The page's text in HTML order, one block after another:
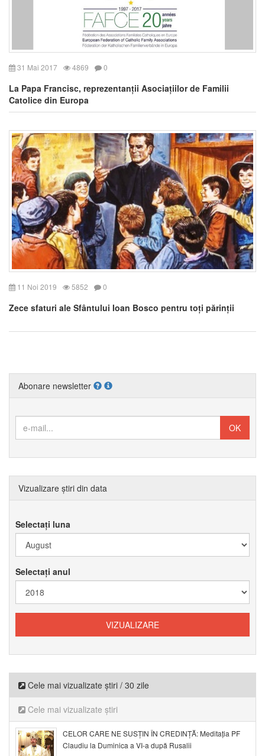
31 Mai 2017 4869 0
La Papa Francisc, reprezentanții Asociațiilor de Familii
Catolice din Europa
11 Noi 2019 5852 0
Zece sfaturi ale Sfântului Ioan Bosco pentru toți părinții
Abonare newsletter
Vizualizare știri din data
Selectați luna
Selectați anul
Cele mai vizualizate știri / 30 zile
Cele mai vizualizate știri
CELOR CARE NE SUSȚIN ÎN CREDINȚĂ: Meditația PF
Claudiu la Duminica a VI-a după Rusalii